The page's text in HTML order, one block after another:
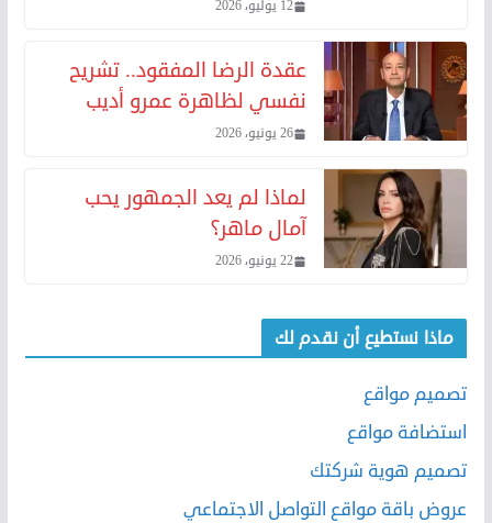
12 يوليو، 2026
عقدة الرضا المفقود.. تشريح
نفسي لظاهرة عمرو أديب
26 يونيو، 2026
لماذا لم يعد الجمهور يحب
آمال ماهر؟
22 يونيو، 2026
ماذا نستطيع أن نقدم لك
تصميم مواقع
استضافة مواقع
تصميم هوية شركتك
عروض باقة مواقع التواصل الاجتماعي